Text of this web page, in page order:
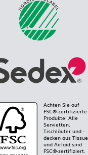
Achten Sie auf
FSC®-zertifizierte
Produkte! Alle
Servietten,
Tischläufer und -
decken aus Tissue
und Airlaid sind
FSC®-zertifiziert.